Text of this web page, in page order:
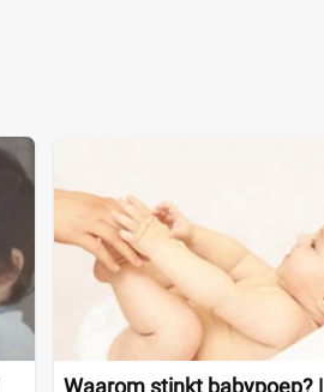
Waarom stinkt babypoep? |